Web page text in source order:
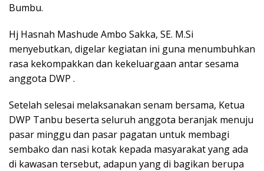
Bumbu.
Hj Hasnah Mashude Ambo Sakka, SE. M.Si
menyebutkan, digelar kegiatan ini guna menumbuhkan
rasa kekompakkan dan kekeluargaan antar sesama
anggota DWP .
Setelah selesai melaksanakan senam bersama, Ketua
DWP Tanbu beserta seluruh anggota beranjak menuju
pasar minggu dan pasar pagatan untuk membagi
sembako dan nasi kotak kepada masyarakat yang ada
di kawasan tersebut, adapun yang di bagikan berupa